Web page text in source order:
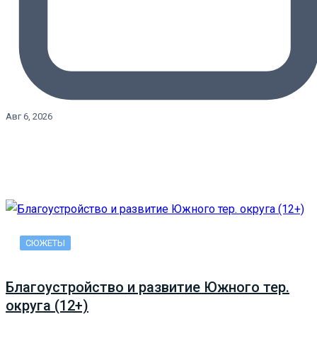
Авг 6, 2026
СЮЖЕТЫ
Благоустройство и развитие Южного тер.
округа (12+)